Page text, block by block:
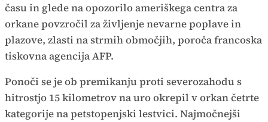
času in glede na opozorilo ameriškega centra za
orkane povzročil za življenje nevarne poplave in
plazove, zlasti na strmih območjih, poroča francoska
tiskovna agencija AFP.
Ponoči se je ob premikanju proti severozahodu s
hitrostjo 15 kilometrov na uro okrepil v orkan četrte
kategorije na petstopenjski lestvici. Najmočnejši